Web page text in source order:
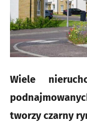
Wiele
tworzy czarny